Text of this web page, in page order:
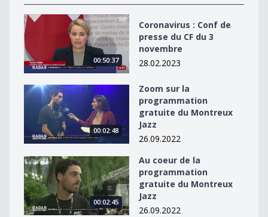
Coronavirus : Conf de presse du CF du 3 novembre
00:50:37
Coronavirus : Conf de
presse du CF du 3
novembre
28.02.2023
Zoom sur la programmation gratuite du Montreux
00:02:48
Zoom sur la
programmation
gratuite du Montreux
Jazz
26.09.2022
Au coeur de la programmation gratuite du Montreux
00:02:45
Au coeur de la
programmation
gratuite du Montreux
Jazz
26.09.2022